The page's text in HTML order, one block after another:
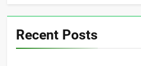
Recent Posts